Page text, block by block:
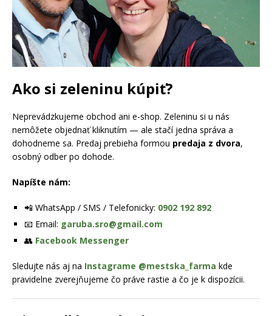
Ako si zeleninu kúpiť?
Neprevádzkujeme obchod ani e-shop. Zeleninu si u nás
nemôžete objednať kliknutím — ale stačí jedna správa a
dohodneme sa. Predaj prebieha formou predaja z dvora,
osobný odber po dohode.
Napíšte nám:
📲 WhatsApp / SMS / Telefonicky: 0902 192 892
📧 Email: garuba.sro@gmail.com
👥 Facebook Messenger
Sledujte nás aj na Instagrame @mestska_farma kde
pravidelne zverejňujeme čo práve rastie a čo je k dispozícii.